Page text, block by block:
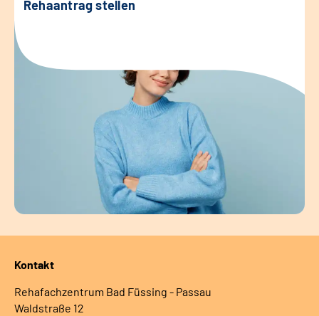
Rehaantrag stellen
Kontakt
Rehafachzentrum Bad Füssing - Passau
Waldstraße 12